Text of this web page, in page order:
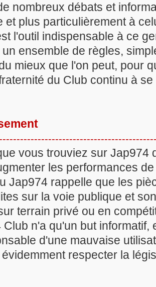
nombreux débats et
et plus particulièrement à
l'outil indispensable à ce
ensemble de règles,
mieux que l'on peut, pour
du Club continu à
vous trouviez sur Jap974
les performances
Jap974 rappelle que les
sur la voie publique et
terrain privé ou en
Club n'a qu'un but
d'une mauvaise
évidemment respecter la